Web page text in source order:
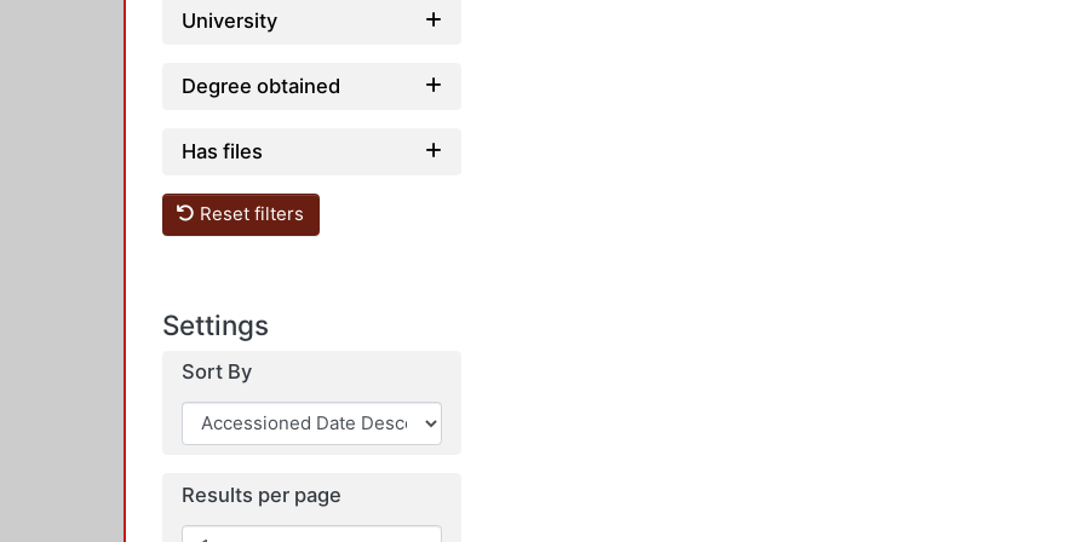
University
Degree obtained
Has files
Reset filters
Settings
Sort By
Results per page